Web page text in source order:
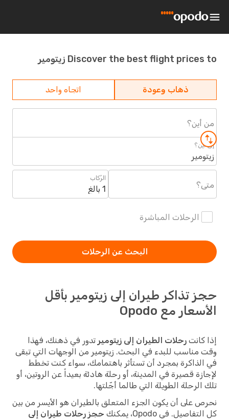
Discover the best flight prices to زيتومير
ذهاب وعودة اتجاه واحد
من أين؟
إلى أين؟
زيتومير
متى؟
الرُكاب
1 بالغ
الرحلات المباشرة
البحث عن الرحلات
حجز تذاكر طيران إلى زيتومير بأقل
الأسعار مع Opodo
إذا كانت رحلات الطيران إلى زيتومير تدور في ذهنك، فهذا
وقت مناسب للبدء في البحث. زيتومير من الوجهات التي تبقى
في الذاكرة بمجرد أن تستأثر باهتمامك، سواء كنت تخطط
لإجازة قصيرة في المدينة، أو رحلة هادئة بعيداً عن الروتين، أو
تلك الرحلة الطويلة التي طالما أجّلتها.
نحرص على أن يكون الجزء المتعلق بالطيران هو الأيسر من بين
كل التفاصيل. في Opodo، يمكنك
حجز رحلات طيران إلى